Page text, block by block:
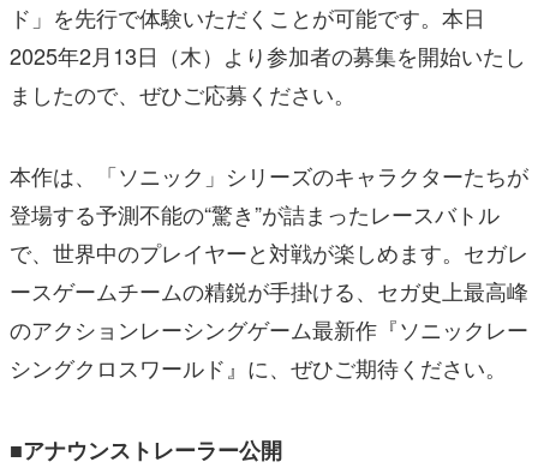
ド」を先行で体験いただくことが可能です。本日
2025年2月13日（木）より参加者の募集を開始いたし
ましたので、ぜひご応募ください。
本作は、「ソニック」シリーズのキャラクターたちが
登場する予測不能の“驚き”が詰まったレースバトル
で、世界中のプレイヤーと対戦が楽しめます。セガレ
ースゲームチームの精鋭が手掛ける、セガ史上最高峰
のアクションレーシングゲーム最新作『ソニックレー
シングクロスワールド』に、ぜひご期待ください。
■アナウンストレーラー公開